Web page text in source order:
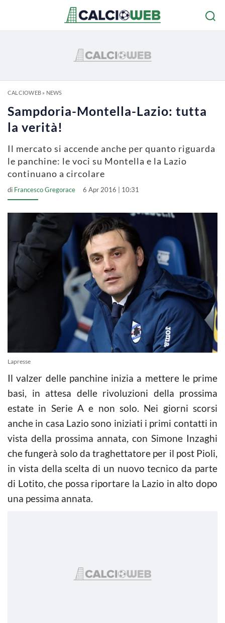
CALCIOWEB» NEWS
Sampdoria-Montella-Lazio: tutta
la verità!
Il mercato si accende anche per quanto riguarda
le panchine: le voci su Montella e la Lazio
continuano a circolare
di Francesco Gregorace 6 Apr 2016 | 10:31
Lapresse
Il valzer delle panchine inizia a mettere le prime
basi, in attesa delle rivoluzioni della prossima
estate in Serie A e non solo. Nei giorni scorsi
anche in casa Lazio sono iniziati i primi contatti in
vista della prossima annata, con Simone Inzaghi
che fungerà solo da traghettatore per il post Pioli,
in vista della scelta di un nuovo tecnico da parte
di Lotito, che possa riportare la Lazio in alto dopo
una pessima annata.